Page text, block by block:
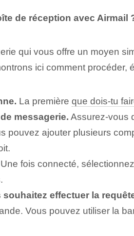
de réception avec Airmail
qui vous offre un moyen
ici comment procéder,
La première que dois-tu
messagerie. Assurez-vous
pouvez ajouter plusieurs
Une fois connecté,
effectuer la
Vous pouvez utiliser la